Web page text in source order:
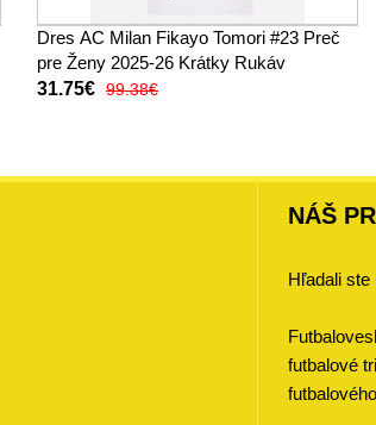
Dres AC Milan Fikayo Tomori #23 Preč
pre Ženy 2025-26 Krátky Rukáv
31.75€ 99.38€
NÁŠ
Hľadali
futbalové